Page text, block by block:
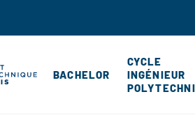
BACHELOR
CYCLE
INGÉNIEUR